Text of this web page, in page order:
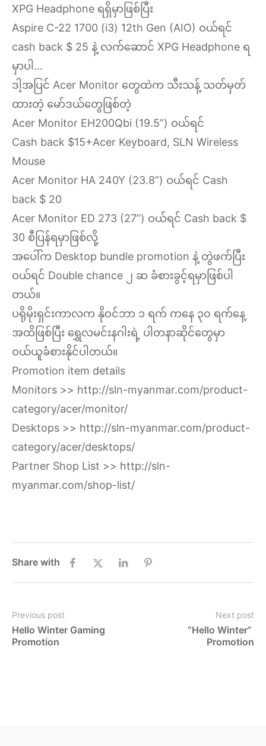
XPG Headphone ရရှိမှာဖြစ်ပြီး
Aspire C-22 1700 (i3) 12th Gen (AIO) ဝယ်ရင်
cash back $ 25 နဲ့ လက်ဆောင် XPG Headphone ရ
မှာပါ…
ဒါ့အပြင် Acer Monitor တွေထဲက သီးသန့် သတ်မှတ်
ထားတဲ့ မော်ဒယ်တွေဖြစ်တဲ့
Acer Monitor EH200Qbi (19.5”) ဝယ်ရင်
Cash back $15+Acer Keyboard, SLN Wireless
Mouse
Acer Monitor HA 240Y (23.8”) ဝယ်ရင် Cash
back $ 20
Acer Monitor ED 273 (27”) ဝယ်ရင် Cash back $
30 စီပြန်ရမှာဖြစ်လို့
အပေါ်က Desktop bundle promotion နဲ့ တွဲဖက်ပြီး
ဝယ်ရင် Double chance ၂ ဆ ခံစားခွင့်ရမှာဖြစ်ပါ
တယ်။
ပရိုမိုးရှင်းကာလက နိုဝင်ဘာ ၁ ရက် ကနေ ၃၀ ရက်နေ့
အထိဖြစ်ပြီး ရွှေလမင်းနဂါးရဲ့ ပါတနာဆိုင်တွေမှာ
ဝယ်ယူခံစားနိုင်ပါတယ်။
Promotion item details
Monitors >> http://sln-myanmar.com/product-
category/acer/monitor/
Desktops >> http://sln-myanmar.com/product-
category/acer/desktops/
Partner Shop List >> http://sln-
myanmar.com/shop-list/
Share with
Previous post
Hello Winter Gaming
Promotion
Next post
“Hello Winter”
Promotion